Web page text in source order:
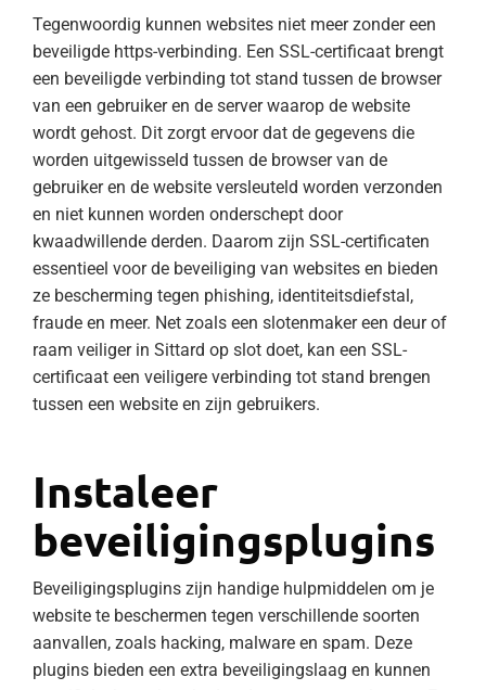
Tegenwoordig kunnen websites niet meer zonder een
beveiligde https-verbinding. Een SSL-certificaat brengt
een beveiligde verbinding tot stand tussen de browser
van een gebruiker en de server waarop de website
wordt gehost. Dit zorgt ervoor dat de gegevens die
worden uitgewisseld tussen de browser van de
gebruiker en de website versleuteld worden verzonden
en niet kunnen worden onderschept door
kwaadwillende derden. Daarom zijn SSL-certificaten
essentieel voor de beveiliging van websites en bieden
ze bescherming tegen phishing, identiteitsdiefstal,
fraude en meer. Net zoals een slotenmaker een deur of
raam veiliger in Sittard op slot doet, kan een SSL-
certificaat een veiligere verbinding tot stand brengen
tussen een website en zijn gebruikers.
Instaleer
beveiligingsplugins
Beveiligingsplugins zijn handige hulpmiddelen om je
website te beschermen tegen verschillende soorten
aanvallen, zoals hacking, malware en spam. Deze
plugins bieden een extra beveiligingslaag en kunnen